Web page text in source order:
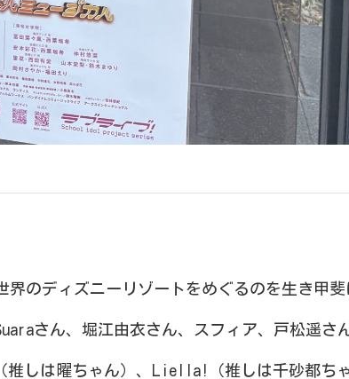
界のディズニーリゾートをめぐるのを生き甲斐
さん、堀江由衣さん、スフィア、戸松遥さん
推しは曜ちゃん）、Liella!（推しは千砂都ちゃ